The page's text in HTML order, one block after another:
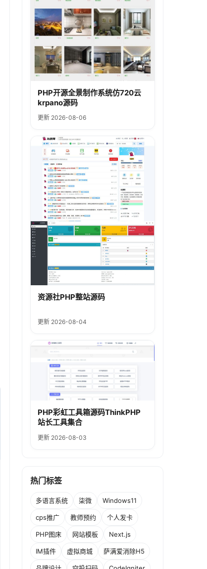
PHP开源全景制作系统仿720云
krpano源码
更新 2026-08-06
资源社PHP整站源码
更新 2026-08-04
PHP彩虹工具箱源码ThinkPHP
站长工具集合
更新 2026-08-03
热门标签
多语言系统 柒微 Windows11
cps推广 教师预约 个人发卡
PHP图床 网站模板 Next.js
IM插件 虚拟商城 萨满爱消除H5